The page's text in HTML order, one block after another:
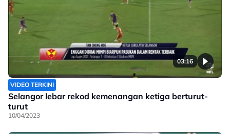
03:16
VIDEO TERKINI
Selangor lebar rekod kemenangan ketiga berturut-
turut
10/04/2023